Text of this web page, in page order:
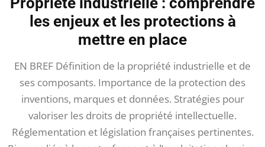
les enjeux et les protections à
mettre en place
EN BREF Définition de la propriété industrielle et de
ses composants. Importance de la protection des
inventions, marques et données. Stratégies pour
valoriser les droits de propriété intellectuelle.
Réglementation et législation françaises pertinentes.